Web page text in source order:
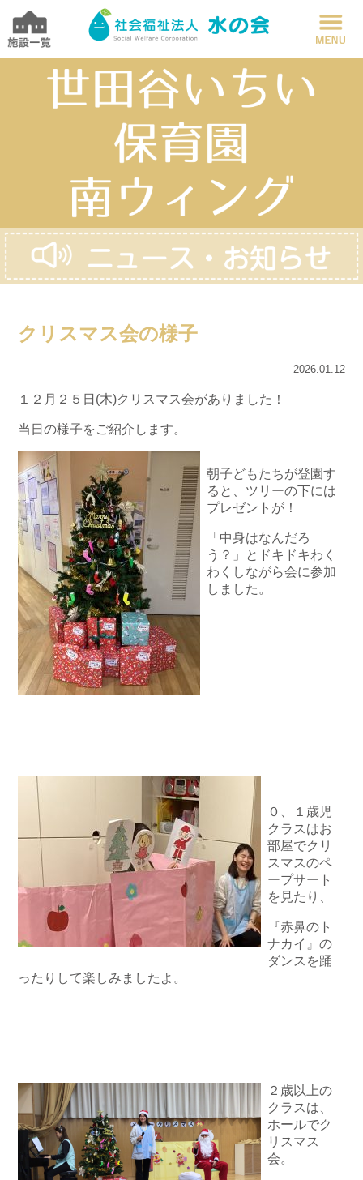
クリスマス会の様子
2026.01.12
１２月２５日(木)クリスマス会がありました！
当日の様子をご紹介します。
朝子どもたちが登園す
ると、ツリーの下には
プレゼントが！
「中身はなんだろ
う？」とドキドキわく
わくしながら会に参加
しました。
０、１歳児
クラスはお
部屋でクリ
スマスのペ
ープサート
を見たり、
『赤鼻のト
ナカイ』の
ダンスを踊
ったりして楽しみましたよ。
２歳以上の
クラスは、
ホールでク
リスマス
会。